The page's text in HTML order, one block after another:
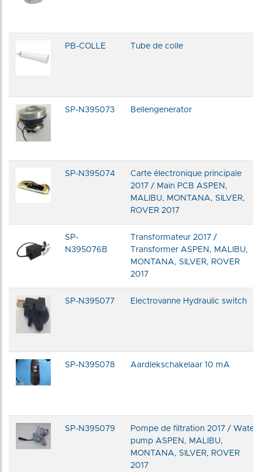
PB-COLLE Tube de colle
SP-N395073 Bellengenerator
SP-N395074
Carte électronique principale
2017 / Main PCB ASPEN,
MALIBU, MONTANA, SILVER,
ROVER 2017
SP-
N395076B
Transformateur 2017 /
Transformer ASPEN, MALIBU,
MONTANA, SILVER, ROVER
2017
SP-N395077 Electrovanne Hydraulic switch
SP-N395078 Aardlekschakelaar 10 mA
SP-N395079
Pompe de filtration 2017 / Water
pump ASPEN, MALIBU,
MONTANA, SILVER, ROVER
2017